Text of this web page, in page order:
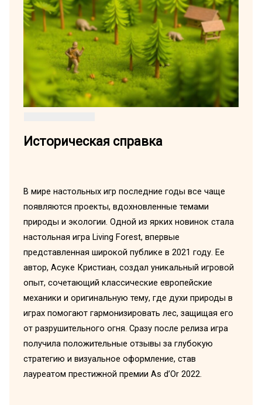
Историческая справка
В мире настольных игр последние годы все чаще
появляются проекты, вдохновленные темами
природы и экологии. Одной из ярких новинок стала
настольная игра Living Forest, впервые
представленная широкой публике в 2021 году. Ее
автор, Асуке Кристиан, создал уникальный игровой
опыт, сочетающий классические европейские
механики и оригинальную тему, где духи природы в
играх помогают гармонизировать лес, защищая его
от разрушительного огня. Сразу после релиза игра
получила положительные отзывы за глубокую
стратегию и визуальное оформление, став
лауреатом престижной премии As d’Or 2022.